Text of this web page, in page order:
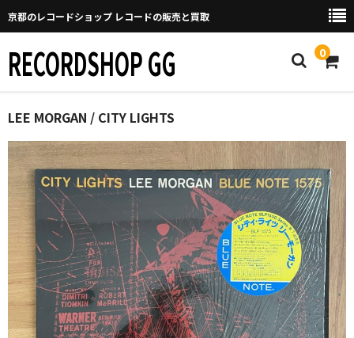
京都のレコードショップ レコードの販売と買取
RECORDSHOP GG 0
Home
マイページ
GGについて
買取について
取り置きなどについて
Categories
New Arrivals
LEE MORGAN / CITY LIGHTS